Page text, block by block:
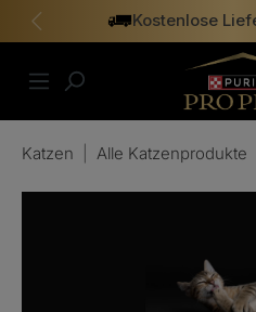
springen Kostenlose
Vorheriges
Katzen Alle Katzenprodukte